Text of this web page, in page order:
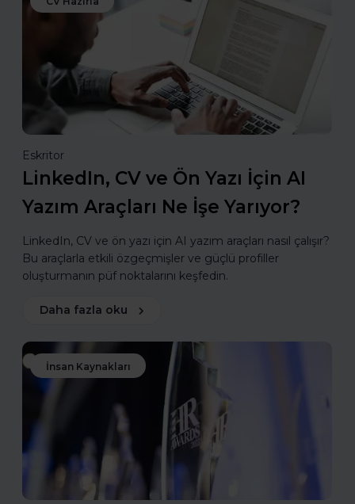
Eskritor
LinkedIn, CV ve Ön Yazı İçin AI
Yazım Araçları Ne İşe Yarıyor?
LinkedIn, CV ve ön yazı için AI yazım araçları nasıl çalışır?
Bu araçlarla etkili özgeçmişler ve güçlü profiller
oluşturmanın püf noktalarını keşfedin.
Daha fazla oku
İnsan Kaynakları